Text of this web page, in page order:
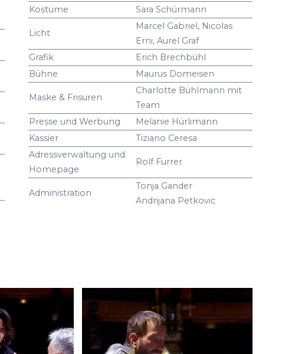
Kostüme
Sara Schürmann
Licht
Marcel Gabriel, Nicolas
Erni, Aurel Graf
Grafik
Erich Brechbühl
Bühne
Maurus Domeisen
Maske & Frisuren
Charlotte Bühlmann mit
Team
Presse und Werbung
Melanie Hürlimann
Kassier
Tiziano Ceresa
Adressverwaltung und
Homepage
Rolf Furrer
Administration
Tonja Gander
Andrijana Petkovic